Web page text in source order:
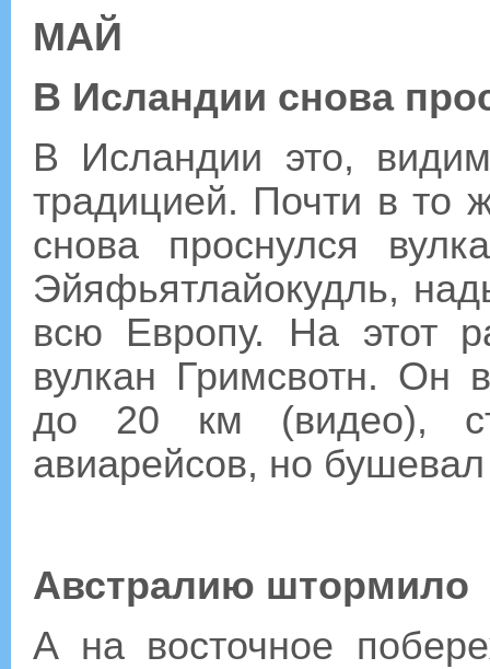
МАЙ
В Исландии снова
В Исландии это,
традицией. Почти в то
снова проснулся
Эйяфьятлайокудль,
всю Европу. На этот
вулкан Гримсвотн. Он
до 20 км (видео),
авиарейсов, но
Австралию штормило
А на восточное